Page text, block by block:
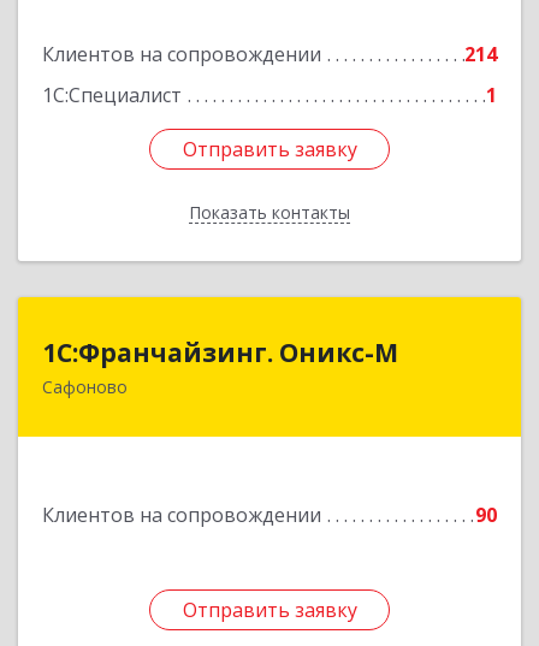
Клиентов на сопровождении
214
1С:Специалист
1
Отправить заявку
Показать контакты
Отправить заявку
Назад
1С:Франчайзинг. Оникс-М
Сафоново
Клиентов на сопровождении 90
Отправить заявку
1С:Франчайзинг. Оникс-М
215500, Смоленская обл, Сафоновский р-н,
Отправить заявку